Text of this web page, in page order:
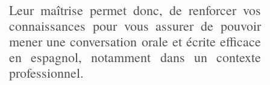
Leur maîtrise permet donc, de renforcer vos
connaissances pour vous assurer de pouvoir
mener une conversation orale et écrite efficace
en espagnol, notamment dans un contexte
professionnel.